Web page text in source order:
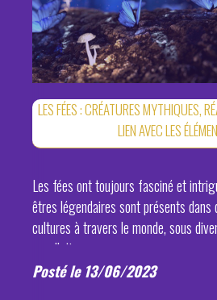
LES FÉES : CRÉATURES MYTHIQUES,
LIEN AVEC LES
Les fées ont toujours fasciné et
êtres légendaires sont présents dans
cultures à travers le monde, sous
appellations.
Posté le 13/06/2023